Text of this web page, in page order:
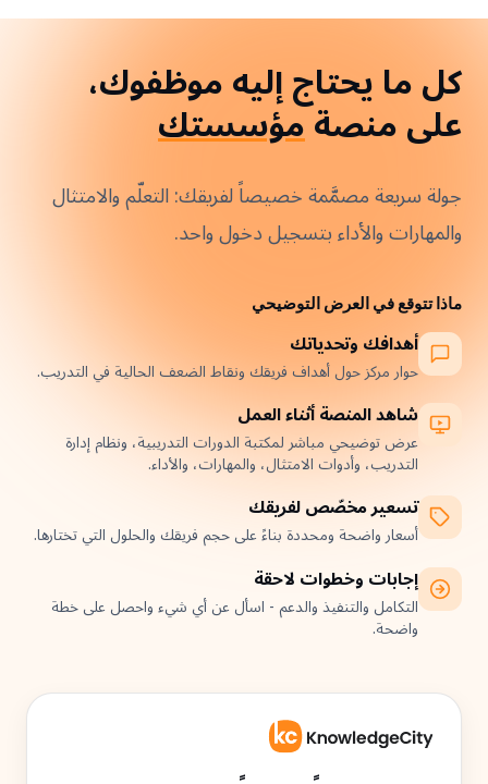
كل ما يحتاج إليه موظفوك،
على منصةمؤسستك
جولة سريعة مصمَّمة خصيصاً لفريقك: التعلّم والامتثال
والمهارات والأداء بتسجيل دخول واحد.
ماذا تتوقع في العرض التوضيحي
أهدافك وتحدياتك
حوار مركز حول أهداف فريقك ونقاط الضعف الحالية في التدريب.
شاهد المنصة أثناء العمل
عرض توضيحي مباشر لمكتبة الدورات التدريبية، ونظام إدارة
التدريب، وأدوات الامتثال، والمهارات، والأداء.
تسعير مخصّص لفريقك
أسعار واضحة ومحددة بناءً على حجم فريقك والحلول التي تختارها.
إجابات وخطوات لاحقة
التكامل والتنفيذ والدعم - اسأل عن أي شيء واحصل على خطة
واضحة.